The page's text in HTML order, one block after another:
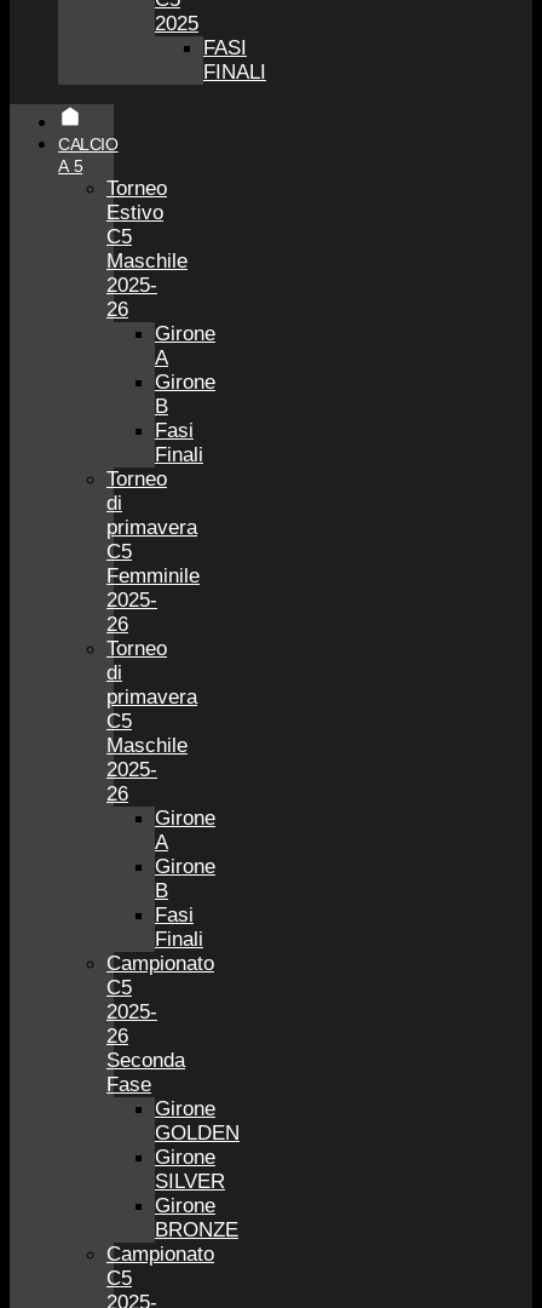
2025
FASI
FINALI
CALCIO
A 5
Torneo
Estivo
C5
Maschile
2025-
26
Girone
A
Girone
B
Fasi
Finali
Torneo
di
primavera
C5
Femminile
2025-
26
Torneo
di
primavera
C5
Maschile
2025-
26
Girone
A
Girone
B
Fasi
Finali
Campionato
C5
2025-
26
Seconda
Fase
Girone
GOLDEN
Girone
SILVER
Girone
BRONZE
Campionato
C5
2025-